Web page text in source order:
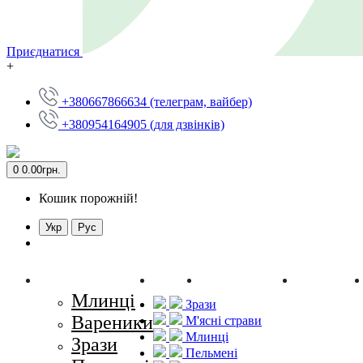
Приєднатися
+
+380667866634 (телеграм, вайбер)
+380954164905 (для дзвінків)
0 0.00грн.
Кошик порожній!
Укр Рус
Млинці
Вареники
Зрази
Блог Контакти Оплата
Зрази
М'ясні страви
Млинцi
Пельменi